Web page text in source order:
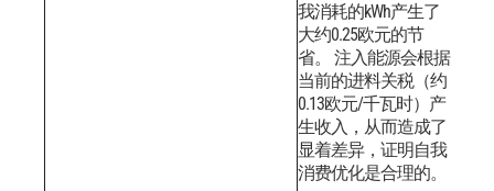
我消耗的kWh产生了
大约0.25欧元的节
省。
注入能源会根据
当前的进料关税（约
0.13欧元/千瓦时）产
生收入，从而造成了
显着差异，证明自我
消费优化是合理的。